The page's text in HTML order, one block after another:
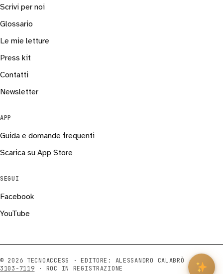
Scrivi per noi
Glossario
Le mie letture
Press kit
Contatti
Newsletter
APP
Guida e domande frequenti
Scarica su App Store
SEGUI
Facebook
YouTube
© 2026 TECNOACCESS · EDITORE: ALESSANDRO CALABRÒ ·
ISSN
3103-7119 · ROC IN REGISTRAZIONE